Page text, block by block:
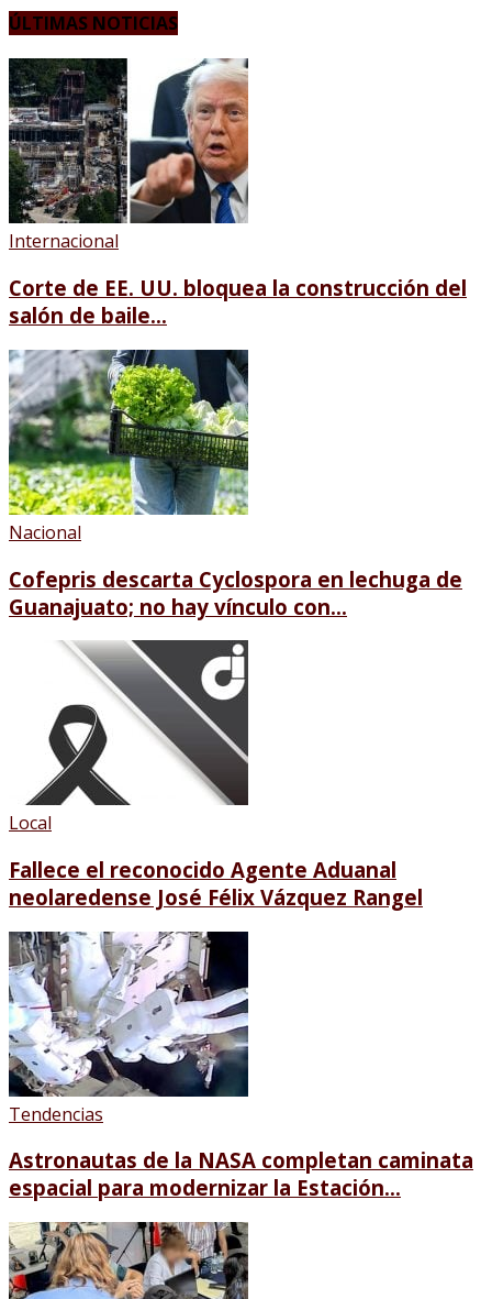
ÚLTIMAS NOTICIAS
Internacional
Corte de EE. UU. bloquea la construcción del
salón de baile...
Nacional
Cofepris descarta Cyclospora en lechuga de
Guanajuato; no hay vínculo con...
Local
Fallece el reconocido Agente Aduanal
neolaredense José Félix Vázquez Rangel
Tendencias
Astronautas de la NASA completan caminata
espacial para modernizar la Estación...